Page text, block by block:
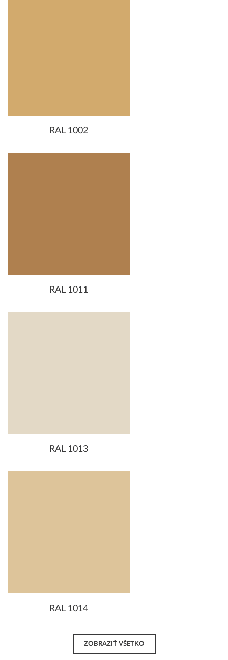
RAL 1002
RAL 1011
RAL 1013
RAL 1014
ZOBRAZIŤ VŠETKO